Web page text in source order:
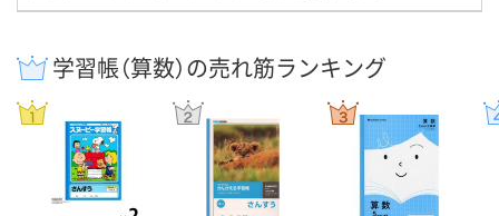
学習帳（算数）の売れ筋ランキング